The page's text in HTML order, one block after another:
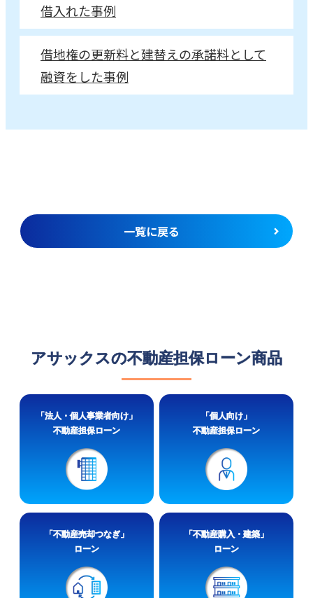
借入れた事例
借地権の更新料と建替えの承諾料として
融資をした事例
一覧に戻る
アサックスの不動産担保ローン商品
「法人・個人事業者向け」
不動産担保ローン
「個人向け」
不動産担保ローン
「不動産売却つなぎ」
ローン
「不動産購入・建築」
ローン